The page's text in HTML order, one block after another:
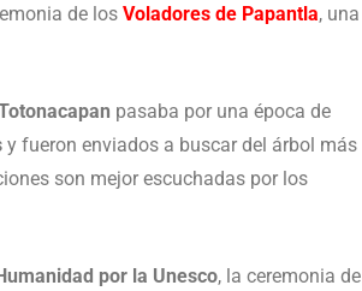
de los Voladores de Papantla, una
pasaba por una época de
y fueron enviados a buscar del árbol más
son mejor escuchadas por los
por la Unesco, la ceremonia de